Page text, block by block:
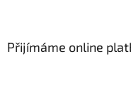
Přijímáme online